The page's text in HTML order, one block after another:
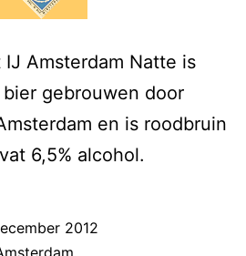
IJ Amsterdam Natte is
gebrouwen door
en is roodbruin
6,5% alcohol.
2012